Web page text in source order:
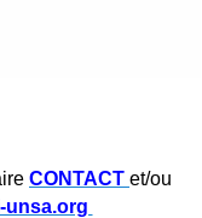
CONTACT et/ou
unsa.org